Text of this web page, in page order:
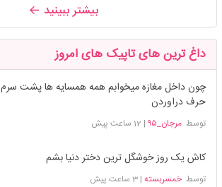
بیشتر ببینید
داغ ترین های تاپیک های امروز
چون داخل مغازه میخوابم همه همسایه ها پشت سرم
حرف دراوردن
توسطمرجان_۹۵ | 12 ساعت پیش
کاش یک روز خوشگل ترین دختر دنیا بشم
توسطخمسربسته |3 ساعت پیش